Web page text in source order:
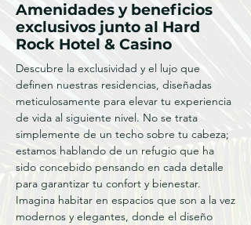
Amenidades y beneficios
exclusivos junto al Hard
Rock Hotel & Casino
Descubre la exclusividad y el lujo que
definen nuestras residencias, diseñadas
meticulosamente para elevar tu experiencia
de vida al siguiente nivel. No se trata
simplemente de un techo sobre tu cabeza;
estamos hablando de un refugio que ha
sido concebido pensando en cada detalle
para garantizar tu confort y bienestar.
Imagina habitar en espacios que son a la vez
modernos y elegantes, donde el diseño